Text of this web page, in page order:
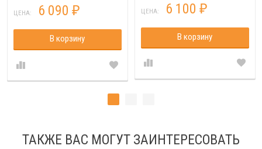
ЦЕНА: 6 090 ₽
В корзину
ЦЕНА: 6 100 ₽
В корзину
ТАКЖЕ ВАС МОГУТ ЗАИНТЕРЕСОВАТЬ